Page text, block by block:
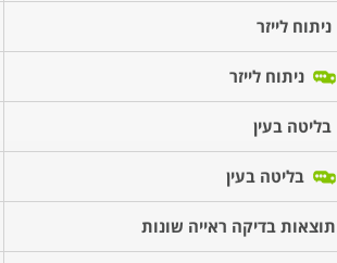
ניתוח לייזר
ניתוח לייזר
בליטה בעין
בליטה בעין
תוצאות בדיקה ראייה שונות